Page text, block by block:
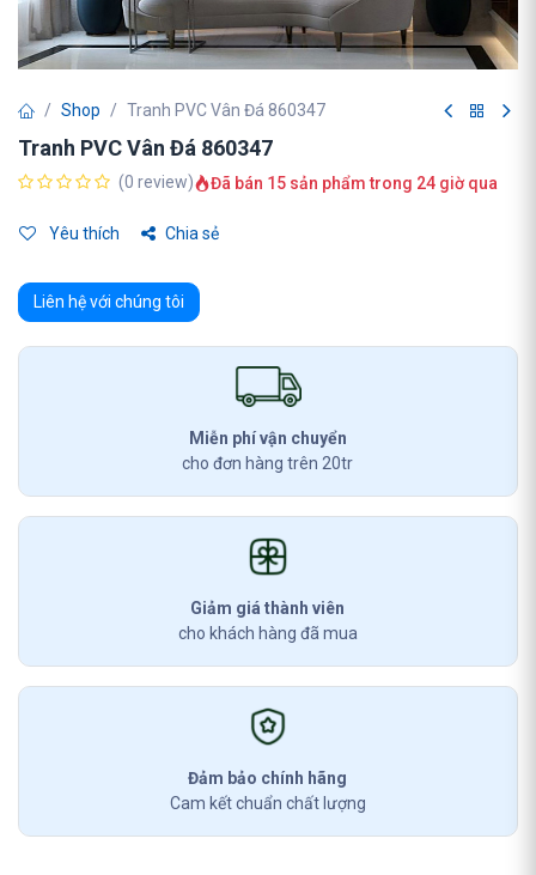
Shop Tranh PVC Vân Đá 860347
Tranh PVC Vân Đá 860347
(0 review) Đã bán 15 sản phẩm trong 24 giờ qua
Yêu thích Chia sẻ
Liên hệ với chúng tôi
Miễn phí vận chuyển
cho đơn hàng trên 20tr
Giảm giá thành viên
cho khách hàng đã mua
Đảm bảo chính hãng
Cam kết chuẩn chất lượng